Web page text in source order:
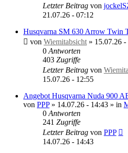
Letzter Beitrag von
21.07.26 - 07:12
Husqvarna SM 630 Arrow Twin
von Wiemitabsicht » 15.07.26 -
0 Antworten
403 Zugriffe
Letzter Beitrag von
15.07.26 - 12:55
Angebot Husqvarna Nuda 900
von PPP» 14.07.26 - 14:43 » in
0 Antworten
241 Zugriffe
Letzter Beitrag von PPP
14.07.26 - 14:43